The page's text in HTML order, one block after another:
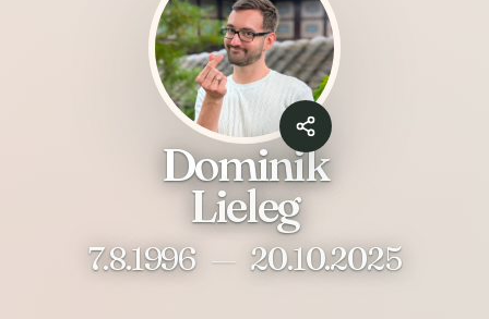
Dominik
Lieleg
7.8.1996 — 20.10.2025